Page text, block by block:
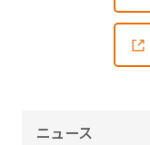
ニュース